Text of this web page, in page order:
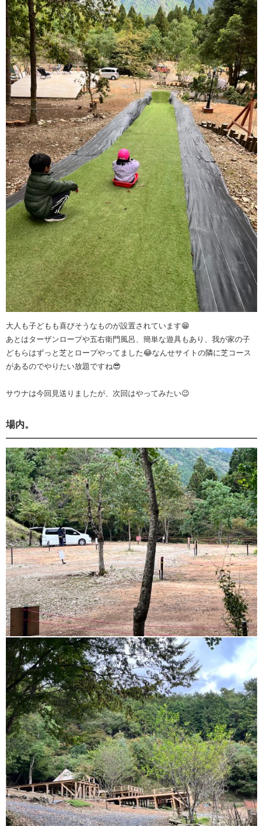
大人も子どもも喜びそうなものが設置されています😁
あとはターザンロープや五右衛門風呂、簡単な遊具もあり、我が家の子
どもらはずっと芝とロープやってました😂なんせサイトの隣に芝コース
があるのでやりたい放題ですね😎
サウナは今回見送りましたが、次回はやってみたい😉
場内。